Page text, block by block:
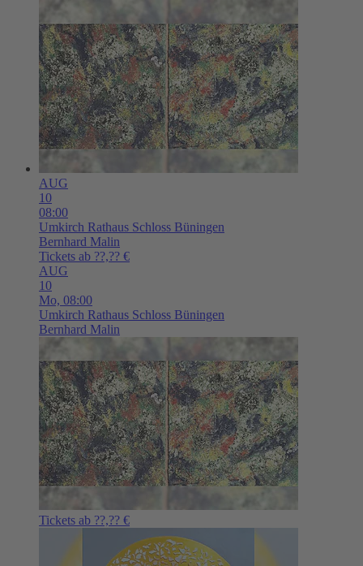
AUG
10
08:00
Umkirch Rathaus Schloss Büningen
Bernhard Malin
Tickets ab ??,?? €
AUG
10
Mo, 08:00
Umkirch Rathaus Schloss Büningen
Bernhard Malin
Tickets ab ??,?? €